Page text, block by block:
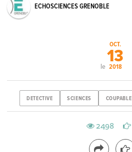
ECHOSCIENCES GRENOBLE
le
OCT.
13
2018
DETECTIVE SCIENCES COUPABLE
2498